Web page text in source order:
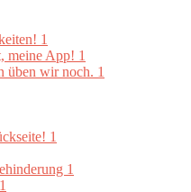
1
meine App! 1
üben wir noch. 1
1
1
1